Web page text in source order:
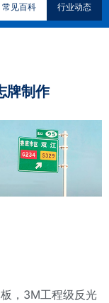
常见百科 行业动态
牌制作
，3M工程级反光